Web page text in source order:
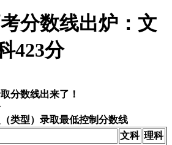
分数线出炉：文
423分
分数线出来了！
类型）录取最低控制分数线
文科 理科